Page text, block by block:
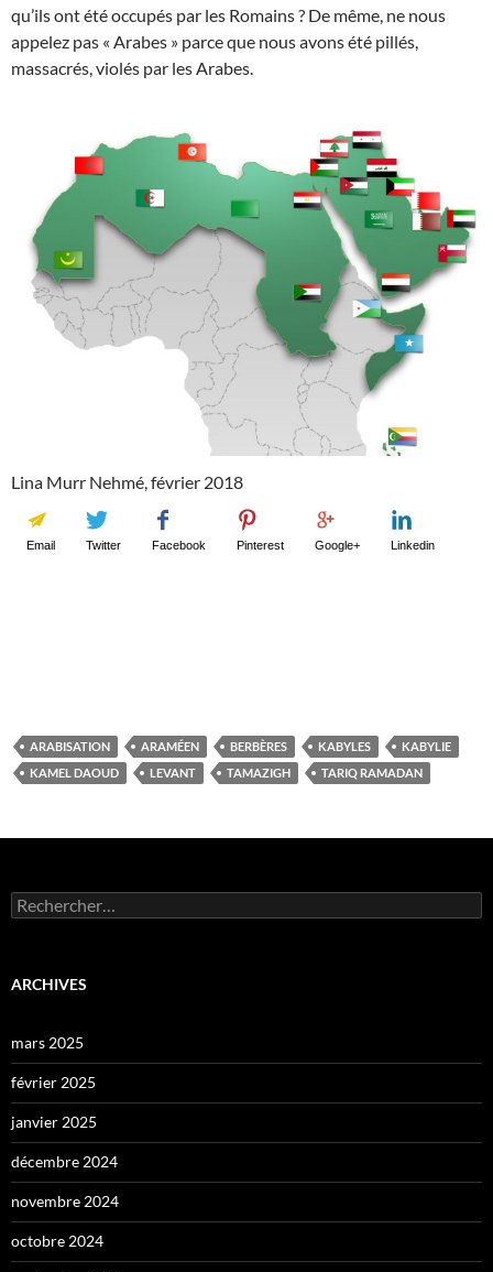
qu’ils ont été occupés par les Romains ? De même, ne nous
appelez pas « Arabes » parce que nous avons été pillés,
massacrés, violés par les Arabes.
Lina Murr Nehmé, février 2018
Email Twitter Facebook Pinterest Google+ Linkedin
ARABISATION ARAMÉEN BERBÈRES KABYLES
KABYLIE
KAMEL DAOUD
LEVANT TAMAZIGH TARIQ RAMADAN
Rechercher :
ARCHIVES
mars 2025
février 2025
janvier 2025
décembre 2024
novembre 2024
octobre 2024